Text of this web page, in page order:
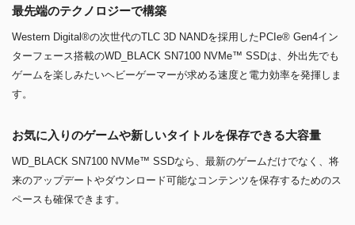
最先端のテクノロジーで構築
Western Digital®の次世代のTLC 3D NANDを採用したPCIe® Gen4イン
ターフェース搭載のWD_BLACK SN7100 NVMe™ SSDは、外出先でも
ゲームを楽しみたいヘビーゲーマーが求める速度と電力効率を発揮しま
す。
お気に入りのゲームや新しいタイトルを保存できる大容量
WD_BLACK SN7100 NVMe™ SSDなら、最新のゲームだけでなく、将
来のアップデートやダウンロード可能なコンテンツを保存するためのス
ペースも確保できます。